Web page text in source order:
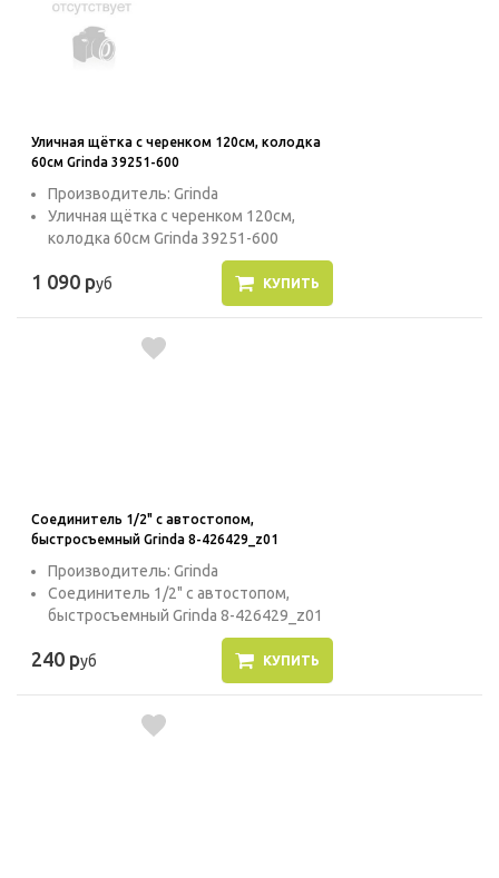
Уличная щётка с черенком 120см, колодка
60см Grinda 39251-600
Производитель: Grinda
Уличная щётка с черенком 120см,
колодка 60см Grinda 39251-600
1 090 руб КУПИТЬ
Соединитель 1/2" с автостопом,
быстросъемный Grinda 8-426429_z01
Производитель: Grinda
Соединитель 1/2" с автостопом,
быстросъемный Grinda 8-426429_z01
240 руб КУПИТЬ